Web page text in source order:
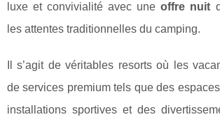
luxe et convivialité avec uneoffre nuit
les attentes traditionnelles du camping.
Il s’agit de véritables resorts où les
de services premium tels que des
installations sportives et des